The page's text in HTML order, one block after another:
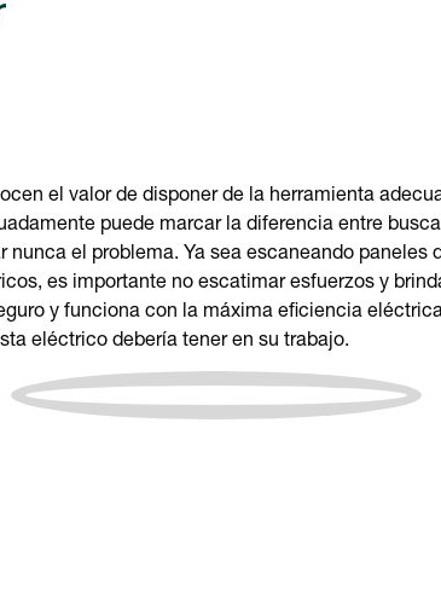
el valor de disponer de la herramienta
puede marcar la diferencia entre
nunca el problema. Ya sea escaneando paneles
es importante no escatimar esfuerzos y
y funciona con la máxima eficiencia
eléctrico debería tener en su trabajo.